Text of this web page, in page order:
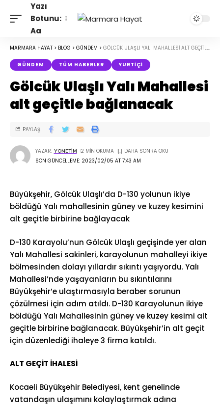
Yazı
Botunu:
Aa
MARMARA HAYAT > BLOG > GÜNDEM > GÖLCÜK ULAŞLI YALI MAHALLESI ALT GEÇITLE BAĞLANACAK
GÜNDEM TÜM HABERLER YURTIÇI
Gölcük Ulaşlı Yalı Mahallesi
alt geçitle bağlanacak
SON GÜNCELLEME: 2023/02/05 AT 7:43 AM
YAZAR: YONETIM 2 MIN OKUMA
PAYLAŞ
Büyükşehir, Gölcük Ulaşlı’da D-130 yolunun ikiye
böldüğü Yalı mahallesinin güney ve kuzey kesimini
alt geçitle birbirine bağlayacak
D-130 Karayolu’nun Gölcük Ulaşlı geçişinde yer alan
Yalı Mahallesi sakinleri, karayolunun mahalleyi ikiye
bölmesinden dolayı yıllardır sıkıntı yaşıyordu. Yalı
Mahallesi’nde yaşayanların bu sıkıntılarını
Büyükşehir’e ulaştırmasıyla beraber sorunun
çözülmesi için adım atıldı. D-130 Karayolunun ikiye
böldüğü Yalı Mahallesinin güney ve kuzey kesimi alt
geçitle birbirine bağlanacak. Büyükşehir’in alt geçit
için düzenlediği ihaleye 3 firma katıldı.
ALT GEÇİT İHALESİ
Kocaeli Büyükşehir Belediyesi, kent genelinde
vatandaşın ulaşımını kolaylaştırmak adına